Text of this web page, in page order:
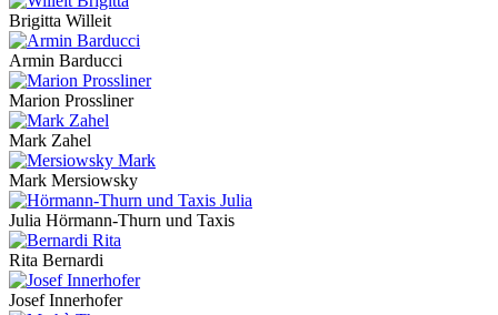
Brigitta Willeit
Armin Barducci
Marion Prossliner
Mark Zahel
Mark Mersiowsky
Julia Hörmann-Thurn und Taxis
Rita Bernardi
Josef Innerhofer